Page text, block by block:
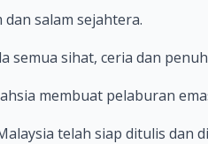
salam sejahtera.
semua sihat, ceria dan
membuat pelaburan
telah siap ditulis